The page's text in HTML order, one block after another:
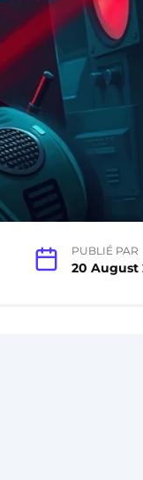
PUBLIÉ PAR
20 August